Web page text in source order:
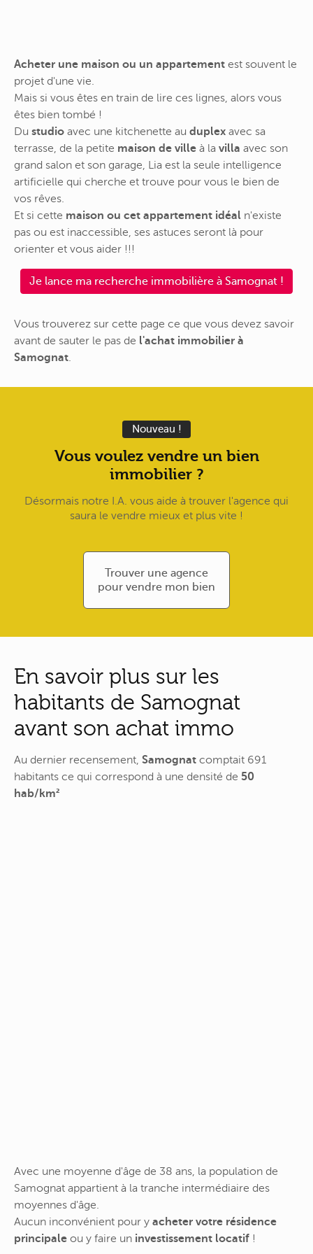
Acheter une maison ou un appartement est souvent le
projet d'une vie.
Mais si vous êtes en train de lire ces lignes, alors vous
êtes bien tombé !
Du studio avec une kitchenette au duplex avec sa
terrasse, de la petite maison de ville à la villa avec son
grand salon et son garage, Lia est la seule intelligence
artificielle qui cherche et trouve pour vous le bien de
vos rêves.
Et si cette maison ou cet appartement idéal n'existe
pas ou est inaccessible, ses astuces seront là pour
orienter et vous aider !!!
Je lance ma recherche immobilière à Samognat !
Vous trouverez sur cette page ce que vous devez savoir
avant de sauter le pas de l'achat immobilier à
Samognat.
Nouveau !
Vous voulez vendre un bien
immobilier ?
Désormais notre I.A. vous aide à trouver l'agence qui
saura le vendre mieux et plus vite !
Trouver une agence
pour vendre mon bien
En savoir plus sur les
habitants de Samognat
avant son achat immo
Au dernier recensement, Samognat comptait 691
habitants ce qui correspond à une densité de 50
hab/km²
Avec une moyenne d'âge de 38 ans, la population de
Samognat appartient à la tranche intermédiaire des
moyennes d'âge.
Aucun inconvénient pour y acheter votre résidence
principale ou y faire un investissement locatif !